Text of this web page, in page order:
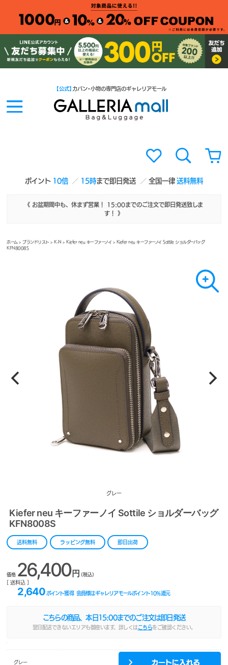
ポイント 10倍 15時まで即日発送 全国一律送料無料
【公式】 カバン・小物の専門店のギャレリアモール
《 お盆期間中も、休まず営業！ 15:00までのご注文で即日発送致しま
す！ 》
ホーム >ブランドリスト > K-N > Kiefer neu キーファーノイ > Kiefer neu キーファーノイ Sottile ショルダーバッグ
KFN8008S
グレー
Kiefer neu キーファーノイ Sottile ショルダーバッグ
KFN8008S
送料無料 ラッピング無料 即日出荷
価格 26,400円 (税込)
[ 送料込 ]
2,640 ポイント獲得 会員様はギャレリアモールポイント10%還元
こちらの商品、本日 15:00までのご注文は即日発送
翌日配送できないエリアも御座います。詳しくは こちらをご確認ください。
グレー